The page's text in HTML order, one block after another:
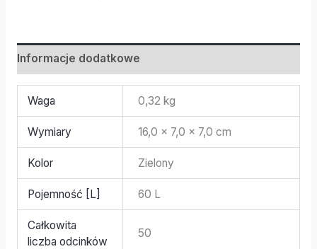
Informacje dodatkowe
Waga 0,32 kg
Wymiary 16,0 × 7,0 × 7,0 cm
Kolor Zielony
Pojemność [L] 60 L
Całkowita
liczba odcinków
50